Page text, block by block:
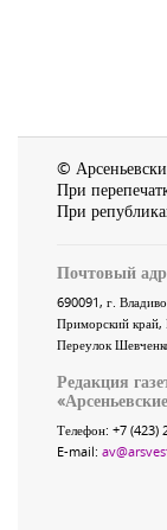
©
При
При
Почтовый
690091, г.
Приморский край,
Переулок
Редакция
«
Телефон: +7 (423)
E-mail: